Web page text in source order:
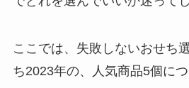
ここでは、失敗しないおせち
ち2023年の、人気商品5個に